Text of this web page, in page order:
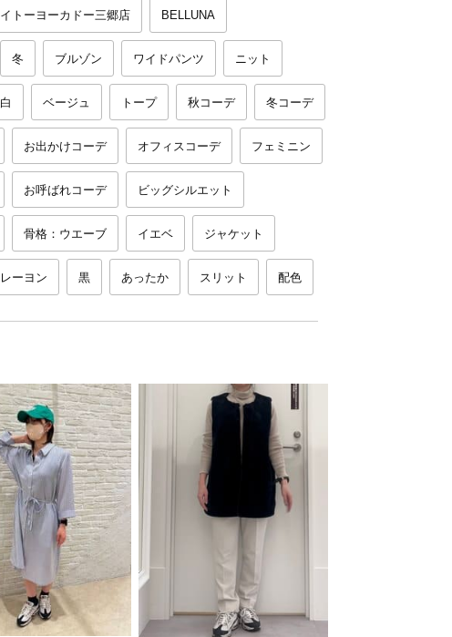
イトーヨーカドー三郷店 BELLUNA
冬 ブルゾン ワイドパンツ ニット
白 ベージュ トープ 秋コーデ 冬コーデ
お出かけコーデ オフィスコーデ フェミニン
お呼ばれコーデ ビッグシルエット
骨格：ウエーブ イエベ ジャケット
レーヨン 黒 あったか スリット 配色